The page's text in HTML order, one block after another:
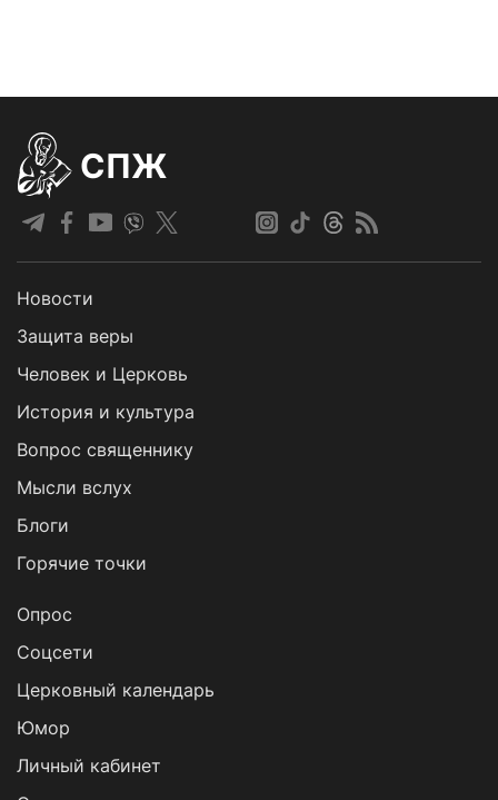
СПЖ
Новости
Защита веры
Человек и Церковь
История и культура
Вопрос священнику
Мысли вслух
Блоги
Горячие точки
Опрос
Cоцсети
Церковный календарь
Юмор
Личный кабинет